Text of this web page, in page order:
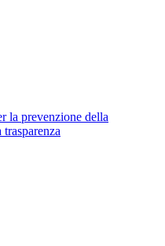
la prevenzione della